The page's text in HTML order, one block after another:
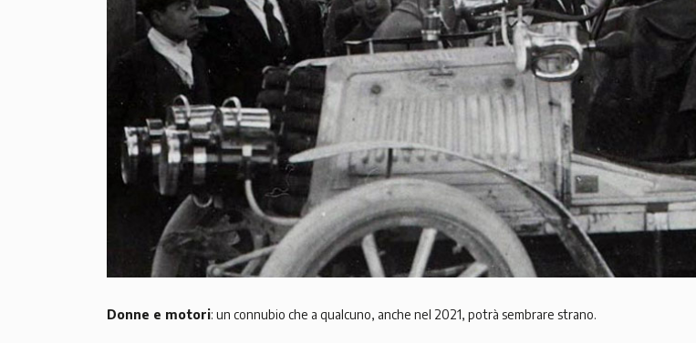
Donne e motori: un connubio che a qualcuno, anche nel 2021, potrà sembrare strano.